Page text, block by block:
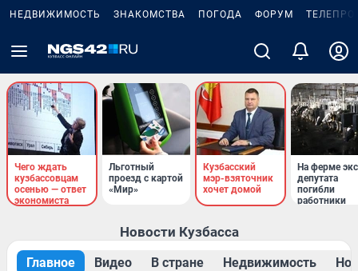
НЕДВИЖИМОСТЬ ЗНАКОМСТВА ПОГОДА ФОРУМ
Чего ждать
кузбассовцам
осенью — ответ
экономиста
Льготный
проезд с картой
«Мир»
Кузбасский
мэр-взяточник
хочет домой
На ферме
депутата
погибли
работники
Новости Кузбасса
Главное Видео В стране Недвижимость